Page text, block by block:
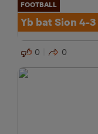
FOOTBALL
Yb bat Sion 4-
0 0